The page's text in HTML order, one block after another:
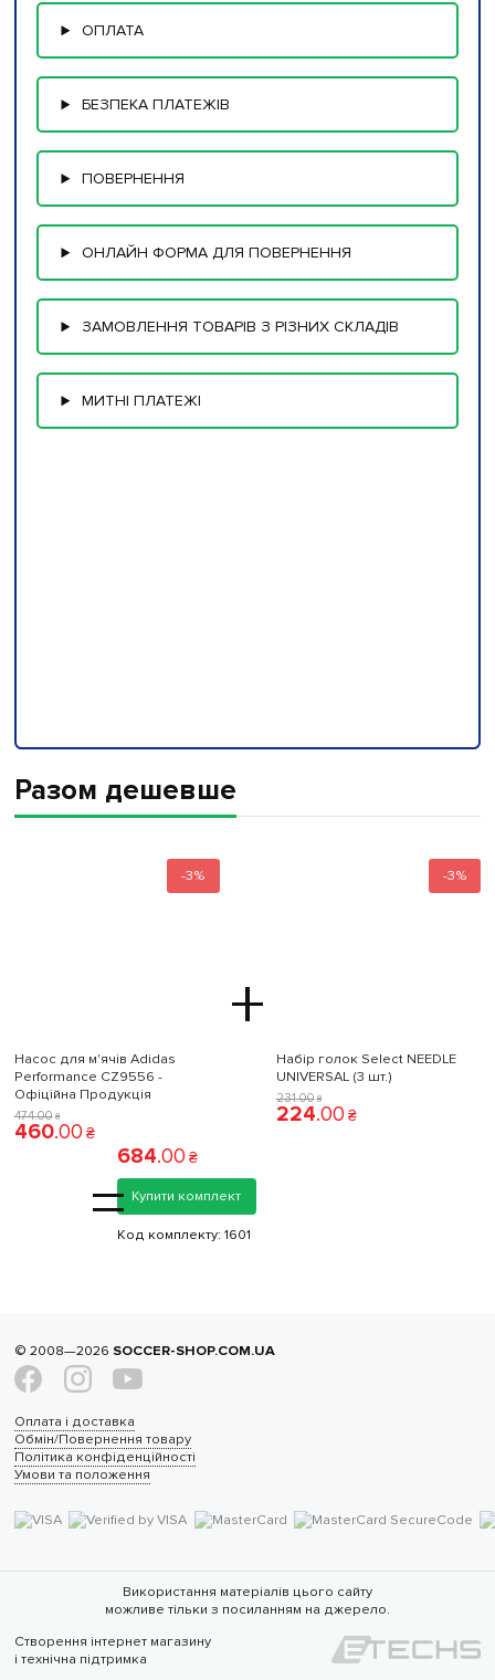
ОПЛАТА
БЕЗПЕКА ПЛАТЕЖІВ
ПОВЕРНЕННЯ
ОНЛАЙН ФОРМА ДЛЯ ПОВЕРНЕННЯ
ЗАМОВЛЕННЯ ТОВАРІВ З РІЗНИХ СКЛАДІВ
МИТНІ ПЛАТЕЖІ
Разом дешевше
-3%
+
Насос для м'ячів Adidas
Performance CZ9556 -
Офіційна Продукція
474.00 ₴
460.00 ₴
-3%
Набір голок Select NEEDLE
UNIVERSAL (3 шт.)
231.00 ₴
224.00 ₴
=
684.00 ₴
Купити комплект
Код комплекту: 1601
© 2008—2026 SOCCER-SHOP.COM.UA
Оплата і доставка
Обмін/Повернення товару
Політика конфіденційності
Умови та положення
Використання матеріалів цього сайту
можливе тільки з посиланням на джерело.
Створення інтернет магазину
і технічна підтримка